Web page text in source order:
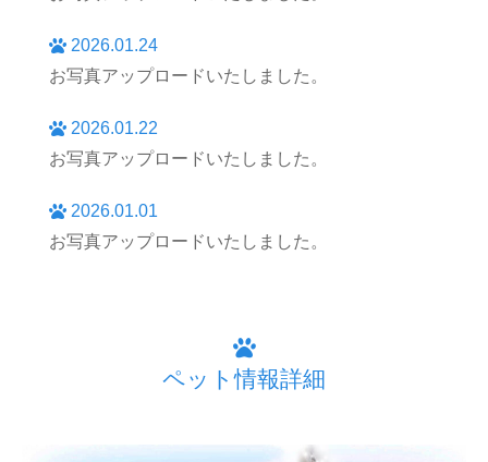
2026.01.24
お写真アップロードいたしました。
2026.01.22
お写真アップロードいたしました。
2026.01.01
お写真アップロードいたしました。
ペット情報詳細